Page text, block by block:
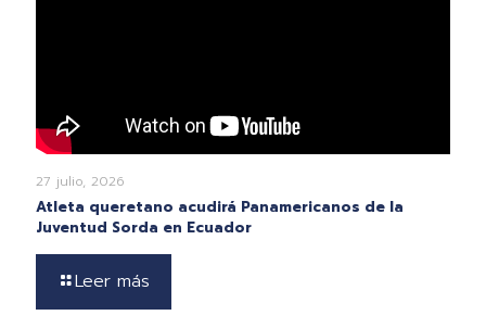
27 julio, 2026
Atleta queretano acudirá Panamericanos de la
Juventud Sorda en Ecuador
Leer más